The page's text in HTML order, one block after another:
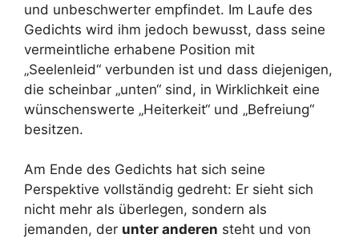
und unbeschwerter empfindet. Im Laufe des
Gedichts wird ihm jedoch bewusst, dass seine
vermeintliche erhabene Position mit
„Seelenleid“ verbunden ist und dass diejenigen,
die scheinbar „unten“ sind, in Wirklichkeit eine
wünschenswerte „Heiterkeit“ und „Befreiung“
besitzen.
Am Ende des Gedichts hat sich seine
Perspektive vollständig gedreht: Er sieht sich
nicht mehr als überlegen, sondern als
jemanden, der unter anderen steht und von